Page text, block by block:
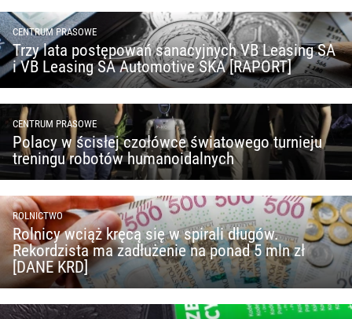
CENTRUM PRASOWE
Trzy lata postępowań sanacyjnych VB Leasing SA
i VB Leasing SA Automotive SKA [RAPORT]
CENTRUM PRASOWE
Polacy w ścisłej czołówce światowego turnieju
treningu robotów humanoidalnych
ROLNICTWO
Rolnicy wciąż kręcą się w spirali długów.
Rekordzista ma zadłużenie na ponad 5 mln zł
[DANE KRD]